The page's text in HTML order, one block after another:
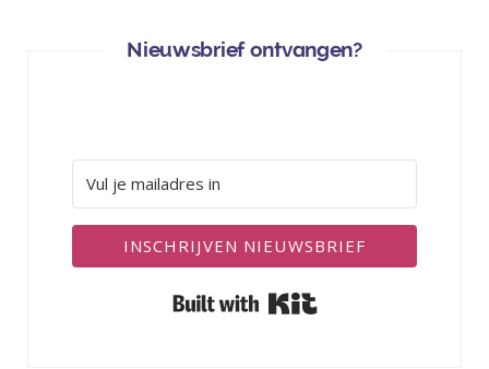
Nieuwsbrief ontvangen?
INSCHRIJVEN NIEUWSBRIEF